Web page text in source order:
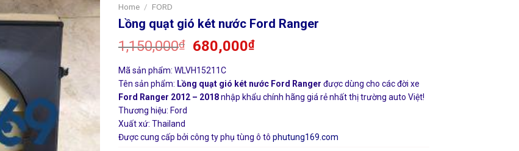
Home / FORD
Lồng quạt gió két nước Ford Ranger
1,150,000₫ 680,000₫
Mã sản phẩm: WLVH15211C
Tên sản phẩm: Lồng quạt gió két nước Ford Ranger được dùng cho các đời xe
Ford Ranger 2012 – 2018nhập khẩu chính hãng giá rẻ nhất thị trường auto Việt!
Thương hiệu: Ford
Xuất xứ: Thailand
Được cung cấp bởi công ty phụ tùng ô tô phutung169.com